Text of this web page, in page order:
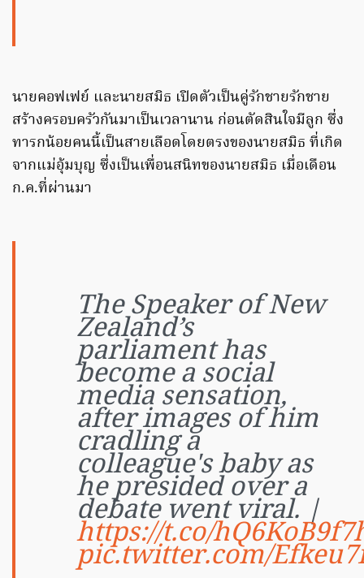
นายคอฟเฟย์ และนายสมิธ เปิดตัวเป็นคู่รักชายรักชาย
สร้างครอบครัวกันมาเป็นเวลานาน ก่อนตัดสินใจมีลูก ซึ่ง
ทารกน้อยคนนี้เป็นสายเลือดโดยตรงของนายสมิธ ที่เกิด
จากแม่อุ้มบุญ ซึ่งเป็นเพื่อนสนิทของนายสมิธ เมื่อเดือน
ก.ค.ที่ผ่านมา
The Speaker of New
Zealand’s
parliament has
become a social
media sensation,
after images of him
cradling a
colleague's baby as
he presided over a
debate went viral. |
https://t.co/
pic.twitter.com/